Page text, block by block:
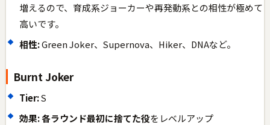
増えるので、育成系ジョーカーや再発動系との相性が極めて
高いです。
相性:Green Joker、Supernova、Hiker、DNAなど。
Burnt Joker
Tier:S
効果:各ラウンド最初に捨てた役をレベルアップ